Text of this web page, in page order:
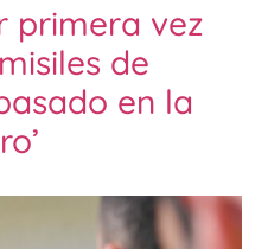
primera vez
de
en la